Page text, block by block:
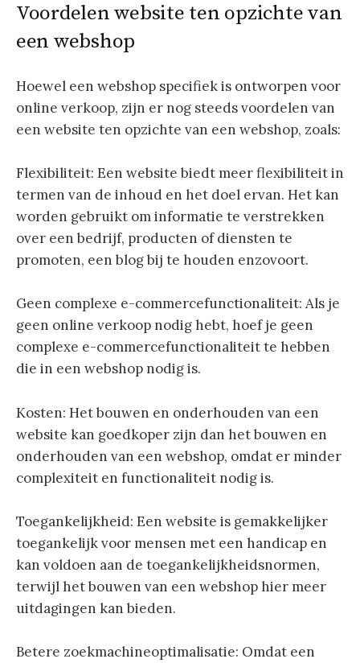
Voordelen website ten opzichte van
een webshop
Hoewel een webshop specifiek is ontworpen voor
online verkoop, zijn er nog steeds voordelen van
een website ten opzichte van een webshop, zoals:
Flexibiliteit: Een website biedt meer flexibiliteit in
termen van de inhoud en het doel ervan. Het kan
worden gebruikt om informatie te verstrekken
over een bedrijf, producten of diensten te
promoten, een blog bij te houden enzovoort.
Geen complexe e-commercefunctionaliteit: Als je
geen online verkoop nodig hebt, hoef je geen
complexe e-commercefunctionaliteit te hebben
die in een webshop nodig is.
Kosten: Het bouwen en onderhouden van een
website kan goedkoper zijn dan het bouwen en
onderhouden van een webshop, omdat er minder
complexiteit en functionaliteit nodig is.
Toegankelijkheid: Een website is gemakkelijker
toegankelijk voor mensen met een handicap en
kan voldoen aan de toegankelijkheidsnormen,
terwijl het bouwen van een webshop hier meer
uitdagingen kan bieden.
Betere zoekmachineoptimalisatie: Omdat een